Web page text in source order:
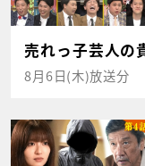
売れっ子芸人の
8月6日(木)放送分